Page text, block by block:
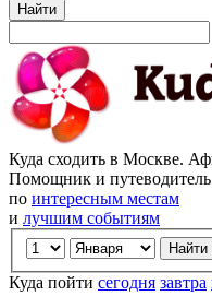
Найти
Куда сходить в Москве.
Помощник и путеводитель
по интересным местам
и лучшим событиям
Куда пойти сегодня завтра